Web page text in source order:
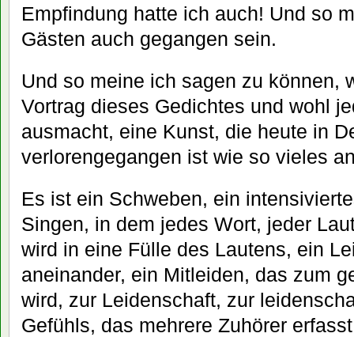
Empfindung hatte ich auch! Und so
Gästen auch gegangen sein.
Und so meine ich sagen zu können,
Vortrag dieses Gedichtes und wohl
ausmacht, eine Kunst, die heute in
verlorengegangen ist wie so vieles
Es ist ein Schweben, ein
Singen, in dem jedes Wort, jeder
wird in eine Fülle des Lautens, ein
aneinander, ein Mitleiden, das zum
wird, zur Leidenschaft, zur
Gefühls, das mehrere Zuhörer